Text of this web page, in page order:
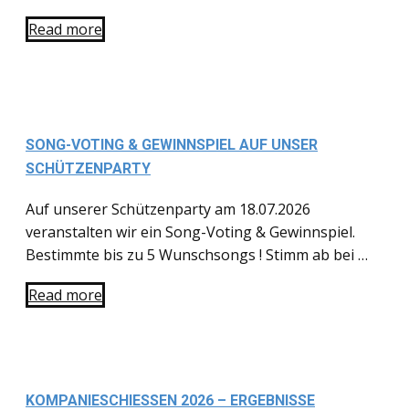
Read more
SONG-VOTING & GEWINNSPIEL AUF UNSER
SCHÜTZENPARTY
Auf unserer Schützenparty am 18.07.2026
veranstalten wir ein Song-Voting & Gewinnspiel.
Bestimmte bis zu 5 Wunschsongs ! Stimm ab bei …
Read more
KOMPANIESCHIESSEN 2026 – ERGEBNISSE